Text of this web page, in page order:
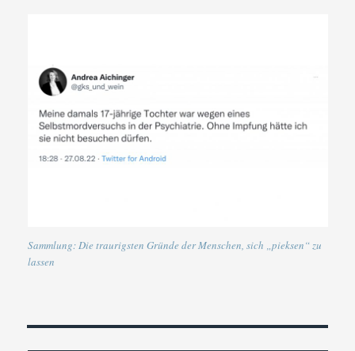
Sammlung: Die traurigsten Gründe der Menschen, sich „pieksen“ zu
lassen